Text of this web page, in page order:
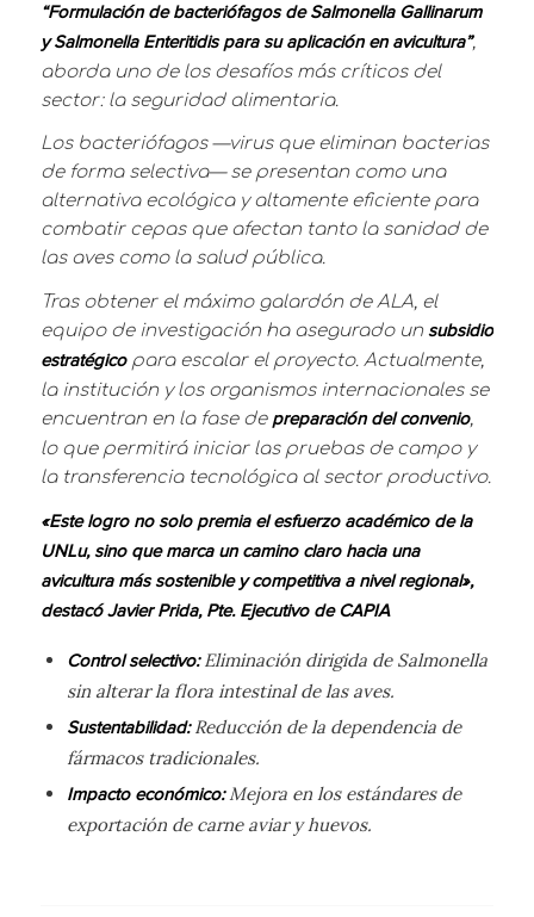
“Formulación de bacteriófagos de Salmonella Gallinarum
y Salmonella Enteritidis para su aplicación en avicultura”,
aborda uno de los desafíos más críticos del
sector: la seguridad alimentaria.
Los bacteriófagos —virus que eliminan bacterias
de forma selectiva— se presentan como una
alternativa ecológica y altamente eficiente para
combatir cepas que afectan tanto la sanidad de
las aves como la salud pública.
Tras obtener el máximo galardón de ALA, el
equipo de investigación ha asegurado un subsidio
estratégicopara escalar el proyecto. Actualmente,
la institución y los organismos internacionales se
encuentran en la fase de preparación del convenio,
lo que permitirá iniciar las pruebas de campo y
la transferencia tecnológica al sector productivo.
«Este logro no solo premia el esfuerzo académico de la
UNLu, sino que marca un camino claro hacia una
avicultura más sostenible y competitiva a nivel regional»,
destacó Javier Prida, Pte. Ejecutivo de CAPIA
Control selectivo:Eliminación dirigida de Salmonella
sin alterar la flora intestinal de las aves.
Sustentabilidad:Reducción de la dependencia de
fármacos tradicionales.
Impacto económico:Mejora en los estándares de
exportación de carne aviar y huevos.